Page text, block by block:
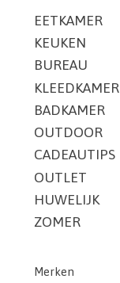
EETKAMER
KEUKEN
BUREAU
KLEEDKAMER
BADKAMER
OUTDOOR
CADEAUTIPS
OUTLET
HUWELIJK
ZOMER
Merken